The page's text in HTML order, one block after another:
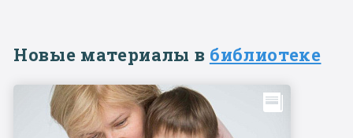
Новые материалы в библиотеке